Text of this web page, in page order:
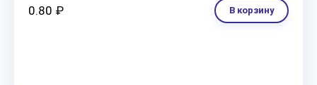
0.80 ₽ В корзину